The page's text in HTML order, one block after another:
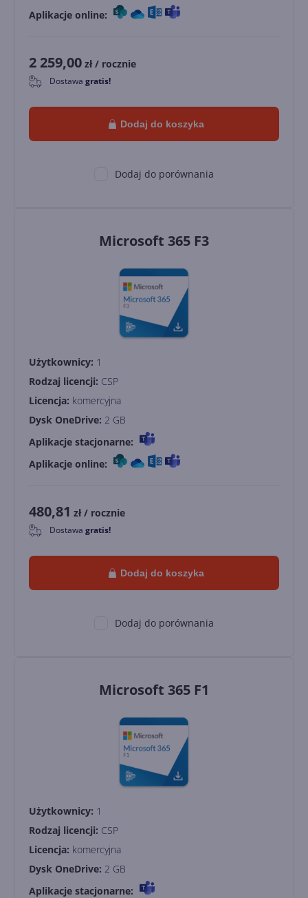
Aplikacje online:
2 259,00 zł / rocznie
0 Dostawa gratis!
Dodaj do koszyka
Dodaj do porównania
Microsoft 365 F3
Użytkownicy: 1
Rodzaj licencji: CSP
Licencja: komercyjna
Dysk OneDrive: 2 GB
Aplikacje stacjonarne:
Aplikacje online:
480,81 zł / rocznie
0 Dostawa gratis!
Dodaj do koszyka
Dodaj do porównania
Microsoft 365 F1
Użytkownicy: 1
Rodzaj licencji: CSP
Licencja: komercyjna
Dysk OneDrive: 2 GB
Aplikacje stacjonarne: